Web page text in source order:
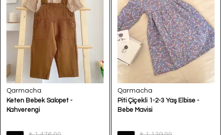
Qarmacha
Keten Bebek Salopet -
Kahverengi
Qarmacha
Piti Çiçekli 1-2-3 Yaş Elbise -
Bebe Mavisi